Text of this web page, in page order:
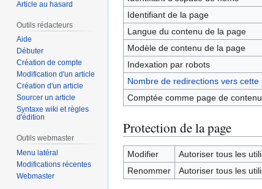
Identifiant de la page
Langue du contenu de la page
Modèle de contenu de la page
Indexation par robots
Nombre de redirections vers cette
Comptée comme page de contenu
Protection de la page
Modifier
Autoriser tous les
Renommer
Autoriser tous les
Article au hasard
Outils rédacteurs
Aide
Débuter
Création de compte
Modification d'un article
Création d'un article
Sourcer un article
Syntaxe wiki et règles
d'édition
Outils webmaster
Menu latéral
Modifications récentes
Webmaster